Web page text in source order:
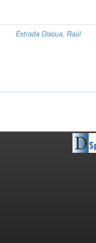
Estrada Discua, Raúl